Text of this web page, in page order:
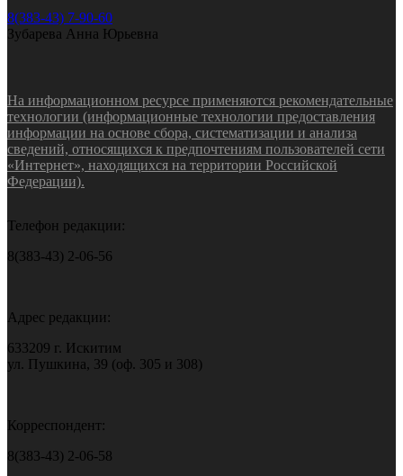
8(383-43) 7-90-60
Зубарева Анна Юрьевна
На информационном ресурсе применяются рекомендательные
технологии (информационные технологии предоставления
информации на основе сбора, систематизации и анализа
сведений, относящихся к предпочтениям пользователей сети
«Интернет», находящихся на территории Российской
Федерации).
Телефон редакции:
8(383-43) 2-06-56
Адрес редакции:
633209 г. Искитим
ул. Пушкина, 39 (оф. 305 и 308)
Корреспондент:
8(383-43) 2-06-58